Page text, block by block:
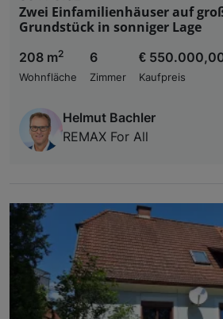
Zwei Einfamilienhäuser auf
Grundstück in sonniger Lage
208 m2
Wohnfläche
6
Zimmer
€
Kaufpreis
Helmut Bachler
REMAX For All